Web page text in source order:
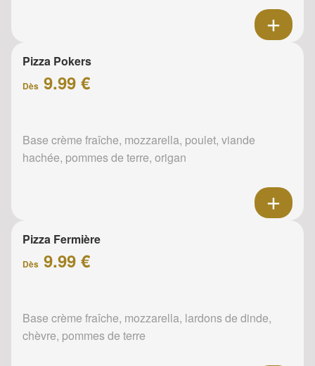
Pizza Pokers
Dès 9.99 €
Base crème fraîche, mozzarella, poulet, viande
hachée, pommes de terre, origan
Pizza Fermière
Dès 9.99 €
Base crème fraîche, mozzarella, lardons de dinde,
chèvre, pommes de terre